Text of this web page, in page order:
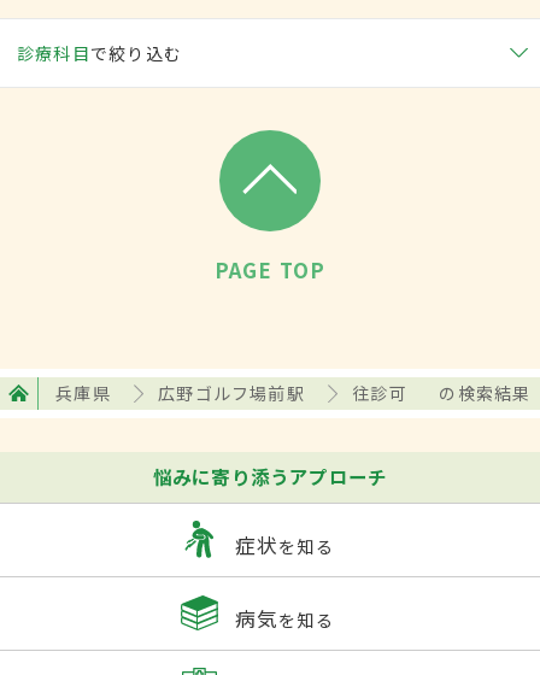
診療科目で絞り込む
PAGE TOP
兵庫県 広野ゴルフ場前駅 往診可 の検索結果
悩みに寄り添うアプローチ
症状を知る
病気を知る